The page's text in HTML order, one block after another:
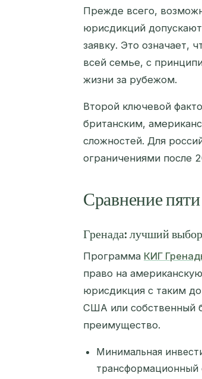
Прежде всего,
юрисдикций
заявку. Это означает,
всей семье, с
жизни за рубежом.
Второй ключевой
британским,
сложностей. Для
ограничениями после
Сравнение
Гренада: лучший
Программа КИГ
право на
юрисдикция с таким
США или собственный
преимущество.
Минимальная
трансформационный